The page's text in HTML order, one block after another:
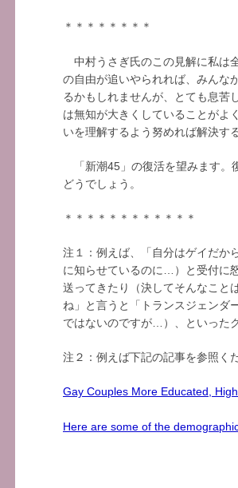
＊＊＊＊＊＊＊＊
中村うさぎ氏のこの見解に私は
の自由が追いやられれば、みんな
るかもしれませんが、とても息苦
は無知が大きくしていることがよ
いを理解するよう努めれば解決す
「新潮45」の復活を望みます。
どうでしょう。
＊＊＊＊＊＊＊＊＊＊＊＊
注１：例えば、「自分はゲイだか
に知らせているのに…）と受付に
送ってきたり（決してそんなこと
ね」と言うと「トランスジェンダ
ではないのですが…）、といった
注２：例えば下記の記事を参照く
Gay Couples More Educated,
Here are some of the